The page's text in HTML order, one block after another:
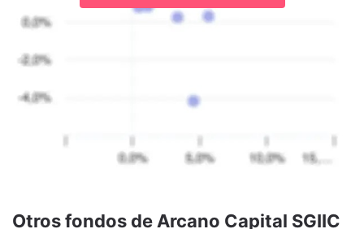
Otros fondos de Arcano Capital SGIIC